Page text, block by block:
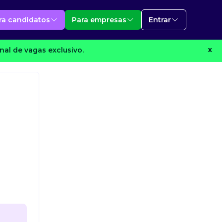
candidatos Para empresas Entrar
de vagas exclusivo. X